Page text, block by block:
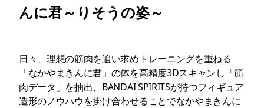
んに君～りそうの姿～
日々、理想の筋肉を追い求めトレーニングを重ねる
「なかやまきんに君」の体を高精度3Dスキャンし「筋
肉データ」を抽出、BANDAI SPIRITSが持つフィギュア
造形のノウハウを掛け合わせることでなかやまきんに